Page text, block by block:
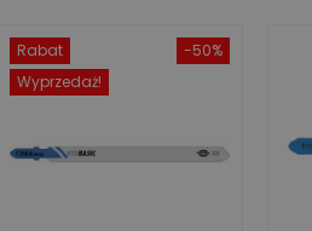
-50%
Rabat
Wyprzedaż!